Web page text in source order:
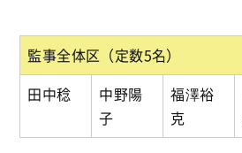
監事全体区（定数5名）
田中稔
中野陽
子
福澤裕
克